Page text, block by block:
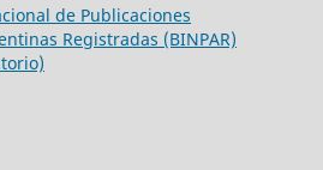
de Publicaciones
Registradas (BINPAR)